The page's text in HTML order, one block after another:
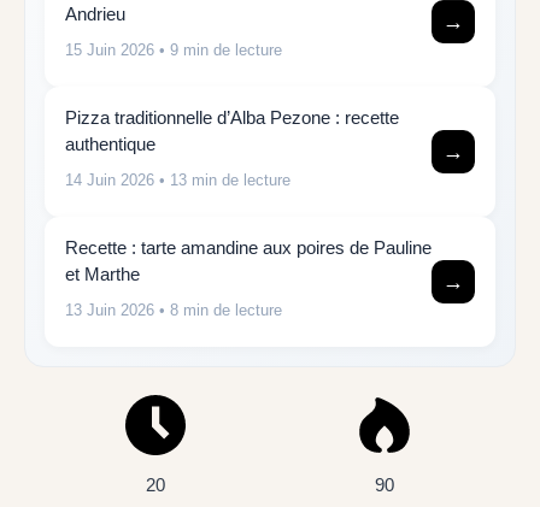
Andrieu
15 Juin 2026 • 9 min de lecture
→
Pizza traditionnelle d’Alba Pezone : recette
authentique
14 Juin 2026 • 13 min de lecture
→
Recette : tarte amandine aux poires de Pauline
et Marthe
13 Juin 2026 • 8 min de lecture
→
20 90